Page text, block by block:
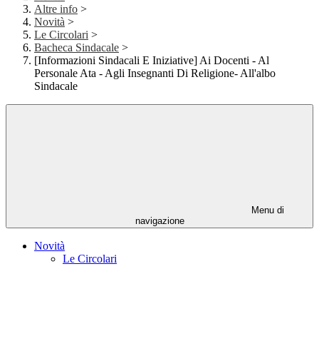
Altre info >
Novità >
Le Circolari >
Bacheca Sindacale >
[Informazioni Sindacali E Iniziative] Ai Docenti - Al
Personale Ata - Agli Insegnanti Di Religione- All'albo
Sindacale
Menu di
navigazione
Novità
Le Circolari